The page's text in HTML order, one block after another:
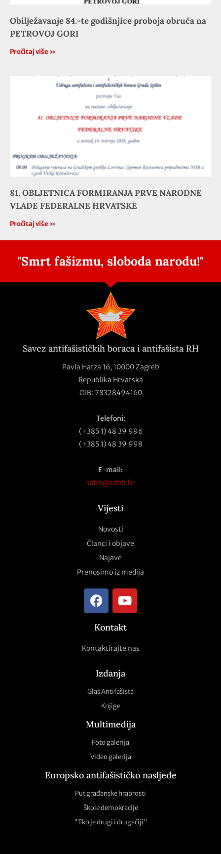
Obilježavanje 84.-te godišnjice proboja obruča na
PETROVOJ GORI
Pročitaj više »
81. OBLJETNICA FORMIRANJA PRVE NARODNE
VLADE FEDERALNE HRVATSKE
Pročitaj više »
"Smrt fašizmu, sloboda narodu!"
Savez antifašističkih boraca i antifašista RH
Pavla Hatza 16, 10000 Zagreb
Republika Hrvatska
OIB: 78328494160
Telefoni:
(+385 1) 48 39 996
(+385 1) 48 39 998
E-mail:
sabh@sabh.hr
Vijesti
Novosti
Članci i objave
Najave
Prenosimo iz medija
Kontakt
Kontaktirajte nas
Izdanja
Glas Antifašista
Knjige
Multimedija
Foto galerija
Video galerija
Europsko antifašističko nasljeđe
Put građanske hrabrosti
Škole demokracije
"Tko je drugi i drugačiji"